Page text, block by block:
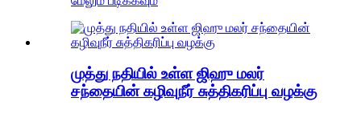
முத்து நதியில் உள்ள ஜிஹு மலர்
சந்தையின் கழிவுநீர் சுத்திகரிப்பு வழக்கு